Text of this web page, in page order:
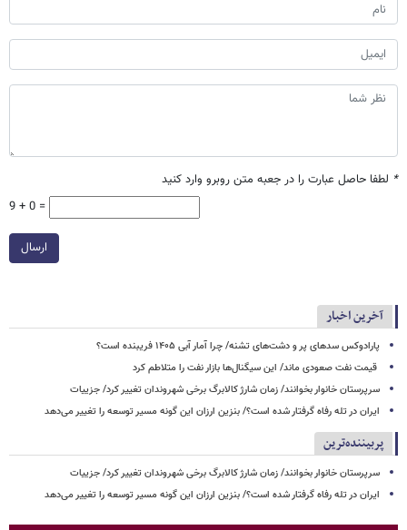
* لطفا حاصل عبارت را در جعبه متن روبرو وارد کنید
9 + 0 =
ارسال
آخرین اخبار
پارادوکس سدهای پر و دشت‌های تشنه/ چرا آمار آبی ۱۴۰۵ فریبنده است؟
قیمت نفت صعودی ماند/ این سیگنال‌ها بازار نفت را متلاطم کرد
سرپرستان خانوار بخوانند/ زمان شارژ کالابرگ برخی شهروندان تغییر کرد/ جزییات
ایران در تله رفاه گرفتار شده است؟/ بنزین ارزان این گونه مسیر توسعه را تغییر می‌دهد
پربیننده‌ترین
سرپرستان خانوار بخوانند/ زمان شارژ کالابرگ برخی شهروندان تغییر کرد/ جزییات
ایران در تله رفاه گرفتار شده است؟/ بنزین ارزان این گونه مسیر توسعه را تغییر می‌دهد